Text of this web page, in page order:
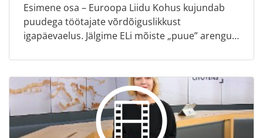
Esimene osa – Euroopa Liidu Kohus kujundab
puudega töötajate võrdõiguslikkust
igapäevaelus. Jälgime ELi mõiste „puue” arengut
tähendavad. Teine osa – Ko...